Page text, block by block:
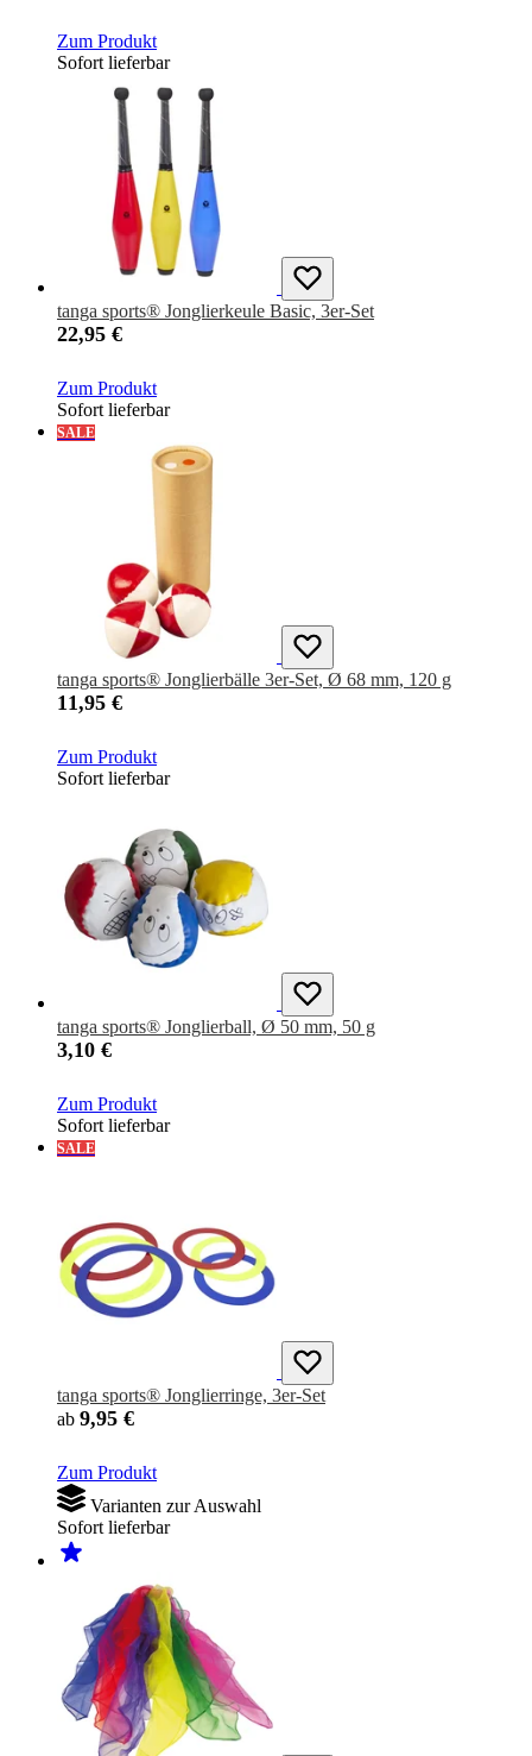
Zum Produkt
Sofort lieferbar
tanga sports® Jonglierkeule Basic, 3er-Set
22,95 €
Zum Produkt
Sofort lieferbar
SALE
tanga sports® Jonglierbälle 3er-Set, Ø 68 mm, 120 g
11,95 €
Zum Produkt
Sofort lieferbar
tanga sports® Jonglierball, Ø 50 mm, 50 g
3,10 €
Zum Produkt
Sofort lieferbar
SALE
tanga sports® Jonglierringe, 3er-Set
ab 9,95 €
Zum Produkt
Varianten zur Auswahl
Sofort lieferbar